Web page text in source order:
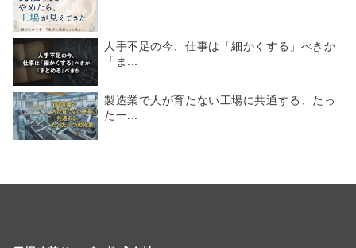
人手不足の今、仕事は「細かくする」べきか
「ま...
製造業で人が育たない工場に共通する、たっ
た一...